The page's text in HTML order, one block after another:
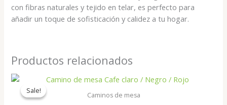
con fibras naturales y tejido en telar, es perfecto para
añadir un toque de sofisticación y calidez a tu hogar.
Productos relacionados
Sale!
Sale!
Caminos de mesa
Rango